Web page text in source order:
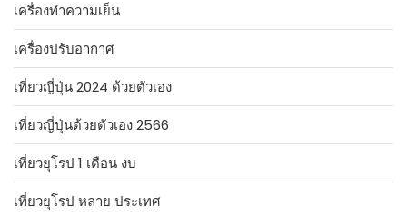
เครื่องทำความเย็น
เครื่องปรับอากาศ
เที่ยวญี่ปุ่น 2024 ด้วยตัวเอง
เที่ยวญี่ปุ่นด้วยตัวเอง 2566
เที่ยวยุโรป 1 เดือน งบ
เที่ยวยุโรป หลาย ประเทศ